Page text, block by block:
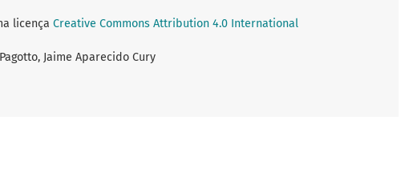
licença Creative Commons Attribution 4.0 International
Jaime Aparecido Cury